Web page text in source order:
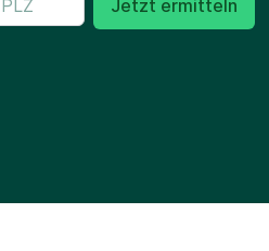
Jetzt ermitteln